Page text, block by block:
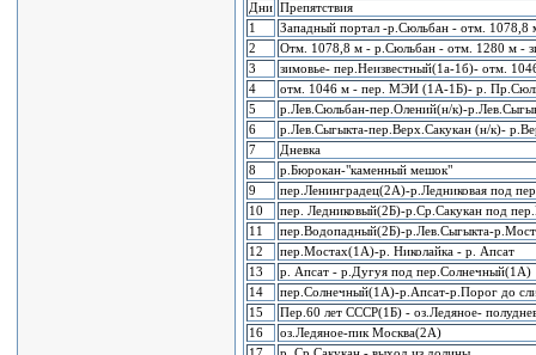
Дни Препятствия
1
Западный портал -р.Сюльбан - отм. 1078,8
2
Отм. 1078,8 м - р.Сюльбан - отм. 1280 м -
3
зимовье- пер.Неизвестный(1а-1б)- отм.
4
отм. 1046 м - пер. МЭИ (1А-1Б)- р.
5
р.Лев.Сюльбан-пер.Олений(н/к)-
6
р.Лев.Сыгыкта-пер.Верх.Сакукан (н/к)-
7
Дневка
8
р.Бюрокан-"каменный мешок"
9
пер.Ленинградец(2А)-р.Ледниковая под
10
пер. Ледниковый(2Б)-р.Ср.Сакукан под
11
пер.Водопадный(2Б)-р.Лев.Сыгыкта-
12
пер.Мостах(1А)-р. Николайка - р. Апсат
13
р. Апсат - р.Дугуя под пер.Солнечный(1А)
14
пер.Солнечный(1А)-р.Апсат-р.Порог до
15
Пер.60 лет СССР(1Б) - оз.Ледяное-
16
оз.Ледяное-пик Москва(2А)